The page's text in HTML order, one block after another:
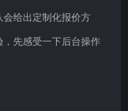
给出定制化报价方
先感受一下后台操作